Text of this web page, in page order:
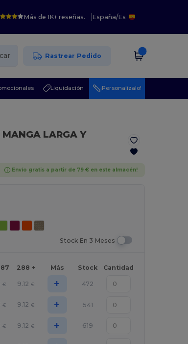
Más de 1K+ reseñas. España/Es
Rastrear Pedido
Liquidación ¡Personalízalo!
LARGA Y
Envío gratis a partir de 79 € en este almacén!
Stock En 3 Meses
288 + Más Stock Cantidad
€ 9.12 € + 472
€ 9.12 € + 541
€ 9.12 € + 619